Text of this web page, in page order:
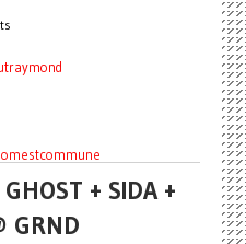
+ SIDA +
GRND